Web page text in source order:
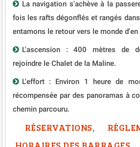
La navigation s'achève à la
fois les rafts dégonflés et rangés
entamons le retour vers le monde d'en
L'ascension : 400 mètres de
rejoindre le Chalet de la Maline.
L'effort : Environ 1 heure de
récompensée par des panoramas à
chemin parcouru.
RÉSERVATIONS,